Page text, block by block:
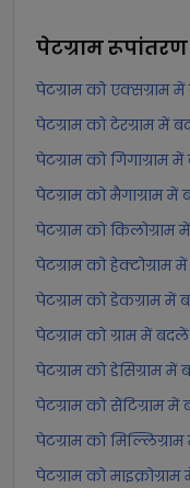
पेटग्रामरूपांतरण
पेटग्राम को एक्सग्राम
पेटग्राम को टेरग्राम में
पेटग्राम को गिगाग्राम
पेटग्राम को मैगाग्राम में
पेटग्राम को किलोग्राम
पेटग्राम को हेक्टोग्राम
पेटग्राम को डेकग्राम में
पेटग्राम को ग्राम में बदलें
पेटग्राम को डेसिग्राम में
पेटग्राम को सेंटिग्राम
पेटग्राम को
पेटग्राम को